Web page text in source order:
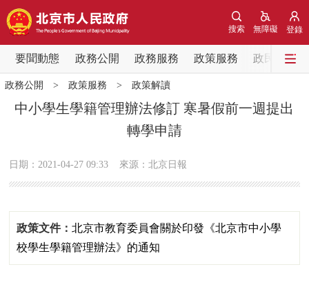
登錄
無障礙
搜索
要聞動態 政務公開 政務服務 政策服務 政民互動
要聞動態
黨中央精神 國務院資訊
會議資訊
市領導 機構職能
政務公開 > 政策服務 > 政策解讀
中小學生學籍管理辦法修訂 寒暑假前一週提出
轉學申請
日期：2021-04-27 09:33 來源：北京日報
政策文件：北京市教育委員會關於印發《北京市中小學
校學生學籍管理辦法》的通知